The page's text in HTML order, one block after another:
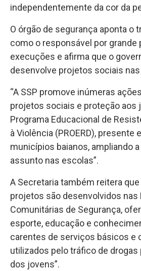
independentemente da cor da
O órgão de segurança aponta o
como o responsável por grande
execuções e afirma que o
desenvolve projetos sociais
“A SSP promove inúmeras
projetos sociais e proteção aos
Programa Educacional de
à Violência (PROERD), presente
municípios baianos, ampliando
assunto nas escolas”.
A Secretaria também reitera que
projetos são desenvolvidos nas
Comunitárias de Segurança,
esporte, educação e
carentes de serviços básicos e
utilizados pelo tráfico de drogas
dos jovens”.